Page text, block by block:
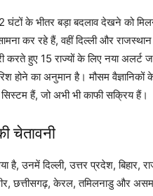
के भीतर बड़ा बदलाव देखने को
कर रहे हैं, वहीं दिल्ली और
करते हुए 15 राज्यों के लिए नया अलर्ट
होने का अनुमान है। मौसम
हैं, जो अभी भी काफी सक्रिय हैं।
चेतावनी
है, उनमें दिल्ली, उत्तर प्रदेश, बिहार,
छत्तीसगढ़, केरल, तमिलनाडु और